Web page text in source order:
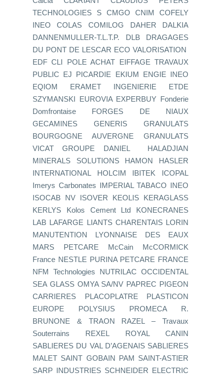
TECHNOLOGIES S CMGO CNIM COFELY
INEO COLAS COMILOG DAHER DALKIA
DANNENMULLER-T.L.T.P. DLB DRAGAGES
DU PONT DE LESCAR ECO VALORISATION
EDF CLI POLE ACHAT EIFFAGE TRAVAUX
PUBLIC EJ PICARDIE EKIUM ENGIE INEO
EQIOM ERAMET INGENIERIE ETDE
SZYMANSKI EUROVIA EXPERBUY Fonderie
Domfrontaise FORGES DE NIAUX
GECAMINES GENERIS GRANULATS
BOURGOGNE AUVERGNE GRANULATS
VICAT GROUPE DANIEL HALADJIAN
MINERALS SOLUTIONS HAMON HASLER
INTERNATIONAL HOLCIM IBITEK ICOPAL
Imerys Carbonates IMPERIAL TABACO INEO
ISOCAB NV ISOVER KEOLIS KERAGLASS
KERLYS Kolos Cement Ltd KONECRANES
LAB LAFARGE LIANTS CHARENTAIS LORIN
MANUTENTION LYONNAISE DES EAUX
MARS PETCARE McCain McCORMICK
France NESTLE PURINA PETCARE FRANCE
NFM Technologies NUTRILAC OCCIDENTAL
SEA GLASS OMYA SA/NV PAPREC PIGEON
CARRIERES PLACOPLATRE PLASTICON
EUROPE POLYSIUS PROMECA R.
BRUNONE & TRAON RAZEL – Travaux
Souterrains REXEL ROYAL CANIN
SABLIERES DU VAL D’AGENAIS SABLIERES
MALET SAINT GOBAIN PAM SAINT-ASTIER
SARP INDUSTRIES SCHNEIDER ELECTRIC